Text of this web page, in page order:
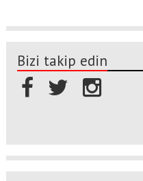
Bizi takip edin